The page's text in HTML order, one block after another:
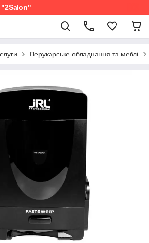
"2Salon"
Перукарське обладнання та меблі